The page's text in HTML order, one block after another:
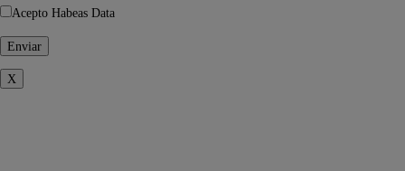
Acepto Habeas Data
X